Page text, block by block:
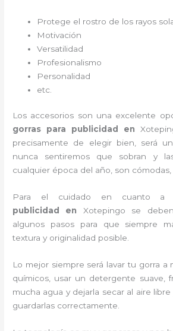
Protege el rostro de los rayos
Motivación
Versatilidad
Profesionalismo
Personalidad
etc.
Los accesorios son una excelente
gorras para publicidad
en
precisamente de elegir bien, será
nunca sentiremos que sobran y
cualquier época del año, son cómodas,
Para el cuidado en cuanto
publicidad
en Xotepingo
se
algunos pasos para que siempre
textura y originalidad posible.
Lo mejor siempre será lavar tu gorra a
químicos, usar un detergente suave,
mucha agua y dejarla secar al aire
guardarlas correctamente.